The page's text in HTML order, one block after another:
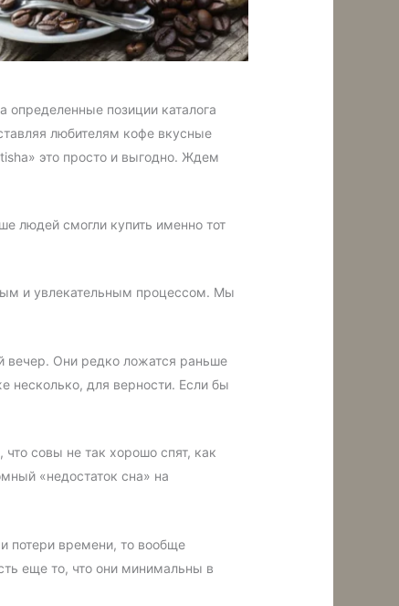
позиции каталога
любителям кофе вкусные
это просто и выгодно. Ждем
людей смогли купить именно тот
и увлекательным процессом. Мы
вечер. Они редко ложатся раньше
несколько, для верности. Если бы
совы не так хорошо спят, как
«недостаток сна» на
потери времени, то вообще
еще то, что они минимальны в